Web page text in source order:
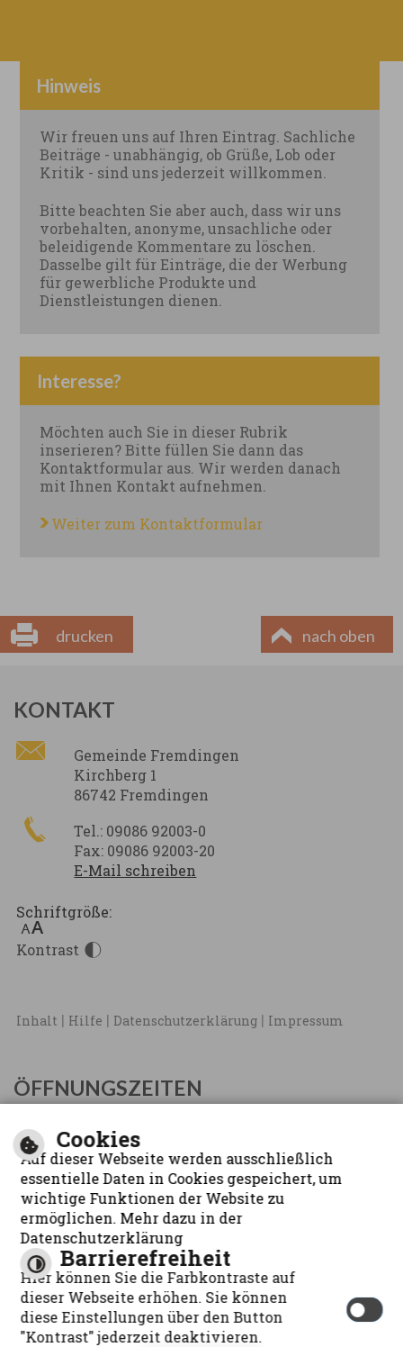
Hinweis
Wir freuen uns auf Ihren Eintrag. Sachliche
Beiträge - unabhängig, ob Grüße, Lob oder
Kritik - sind uns jederzeit willkommen.
Bitte beachten Sie aber auch, dass wir uns
vorbehalten, anonyme, unsachliche oder
beleidigende Kommentare zu löschen.
Dasselbe gilt für Einträge, die der Werbung
für gewerbliche Produkte und
Dienstleistungen dienen.
Interesse?
Möchten auch Sie in dieser Rubrik
inserieren? Bitte füllen Sie dann das
Kontaktformular aus. Wir werden danach
mit Ihnen Kontakt aufnehmen.
Weiter zum Kontaktformular
nach oben
drucken
KONTAKT
Gemeinde Fremdingen
Kirchberg 1
86742 Fremdingen
Tel.: 09086 92003-0
Fax: 09086 92003-20
E-Mail schreiben
Schriftgröße:
Kontrast
Inhalt | Hilfe | Datenschutzerklärung| Impressum
ÖFFNUNGSZEITEN
Mo - Fr:
08:00 Uhr - 12:00 Uhr
Di:
14:00 Uhr - 17:00 Uhr
Do:
14:00 Uhr - 18:30Uhr
Optimiert für
mobile Endgeräte
Cookies
Auf dieser Webseite werden ausschließlich
essentielle Daten in Cookies gespeichert, um
wichtige Funktionen der Website zu
ermöglichen. Mehr dazu in der
Datenschutzerklärung
Barrierefreiheit
Hier können Sie die Farbkontraste auf
dieser Webseite erhöhen. Sie können
diese Einstellungen über den Button
"Kontrast" jederzeit deaktivieren.